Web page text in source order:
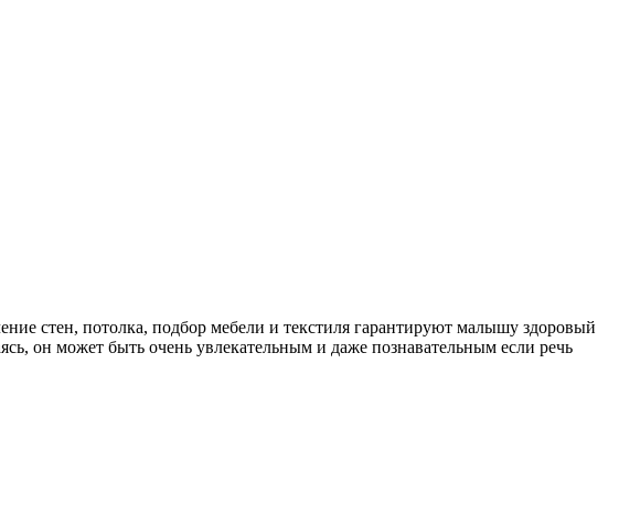
стен, потолка, подбор мебели и текстиля гарантируют малышу здоровый
он может быть очень увлекательным и даже познавательным если речь